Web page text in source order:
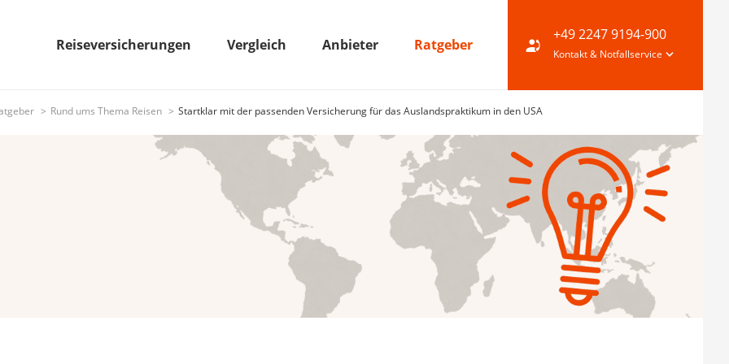
Reiseversicherungen Vergleich Anbieter Ratgeber
+49 2247 9194-900
Kontakt & Notfallservice
Rund ums Thema Reisen Startklar mit der passenden Versicherung für das Auslandspraktikum in den USA